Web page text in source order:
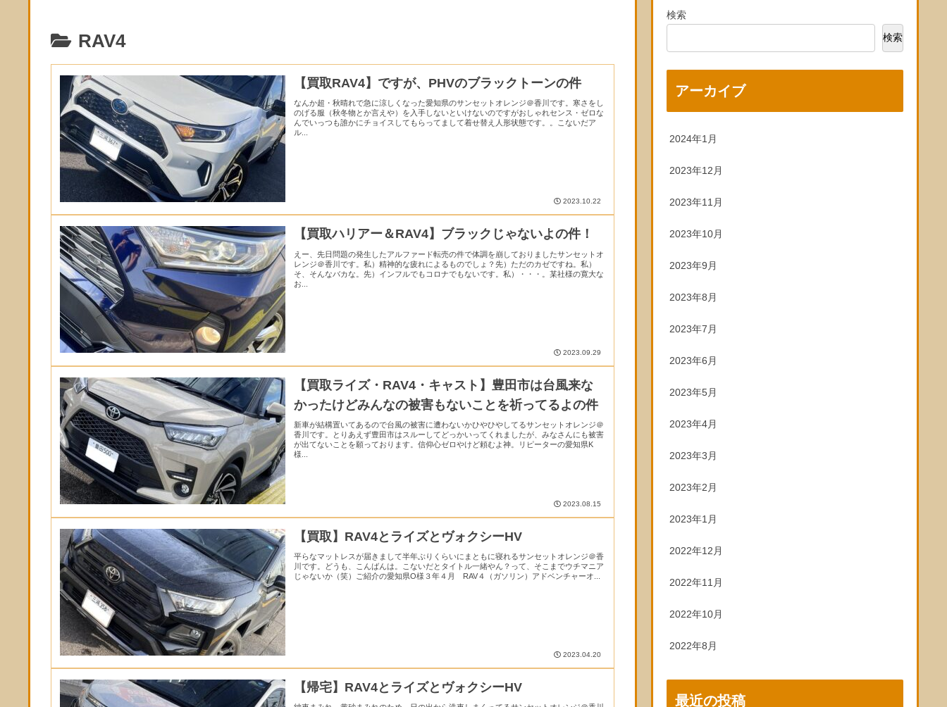
RAV4
【買取RAV4】ですが、PHVのブラックトーンの件
なんか超・秋晴れで急に涼しくなった愛知県のサンセットオレンジ＠香川です。寒さをし
のげる服（秋冬物とか言えや）を入手しないといけないのですがおしゃれセンス・ゼロな
んでいっつも誰かにチョイスしてもらってまして着せ替え人形状態です。。こないだア
ル...
2023.10.22
【買取ハリアー＆RAV4】ブラックじゃないよの件！
えー、先日問題の発生したアルファード転売の件で体調を崩しておりましたサンセットオ
レンジ＠香川です。私）精神的な疲れによるものでしょ？先）ただのカゼですね。私）
そ、そんなバカな。先）インフルでもコロナでもないです。私）・・・。某社様の寛大な
お...
2023.09.29
【買取ライズ・RAV4・キャスト】豊田市は台風来な
かったけどみんなの被害もないことを祈ってるよの件
新車が結構置いてあるので台風の被害に遭わないかひやひやしてるサンセットオレンジ＠
香川です。とりあえず豊田市はスルーしてどっかいってくれましたが、みなさんにも被害
が出てないことを願っております。信仰心ゼロやけど頼むよ神。リピーターの愛知県K
様...
2023.08.15
【買取】RAV4とライズとヴォクシーHV
平らなマットレスが届きまして半年ぶりくらいにまともに寝れるサンセットオレンジ＠香
川です。どうも、こんばんは。こないだとタイトル一緒やん？って、そこまでウチマニア
じゃないか（笑）ご紹介の愛知県O様３年４月 RAV４（ガソリン）アドベンチャーオ...
2023.04.20
【帰宅】RAV4とライズとヴォクシーHV
検索
検索
アーカイブ
2024年1月
2023年12月
2023年11月
2023年10月
2023年9月
2023年8月
2023年7月
2023年6月
2023年5月
2023年4月
2023年3月
2023年2月
2023年1月
2022年12月
2022年11月
2022年10月
2022年8月
最近の投稿